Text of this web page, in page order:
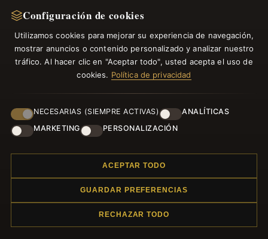
Configuración de cookies
Utilizamos cookies para mejorar su experiencia de navegación,
mostrar anuncios o contenido personalizado y analizar nuestro
tráfico. Al hacer clic en "Aceptar todo", usted acepta el uso de
cookies. Política de privacidad
NECESARIAS (SIEMPRE ACTIVAS)
ANALÍTICAS
MARKETING
PERSONALIZACIÓN
ACEPTAR TODO
GUARDAR PREFERENCIAS
RECHAZAR TODO